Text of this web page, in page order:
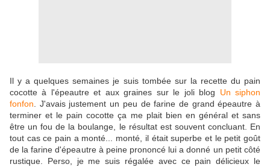
Il y a quelques semaines je suis tombée sur la recette du pain
cocotte à l'épeautre et aux graines sur le joli blog Un siphon
fonfon . J'avais justement un peu de farine de grand épeautre à
terminer et le pain cocotte ça me plait bien en général et sans
être un fou de la boulange, le résultat est souvent concluant. En
tout cas ce pain a monté... monté, il était superbe et le petit goût
de la farine d'épeautre à peine prononcé lui a donné un petit côté
rustique. Perso, je me suis régalée avec ce pain délicieux le